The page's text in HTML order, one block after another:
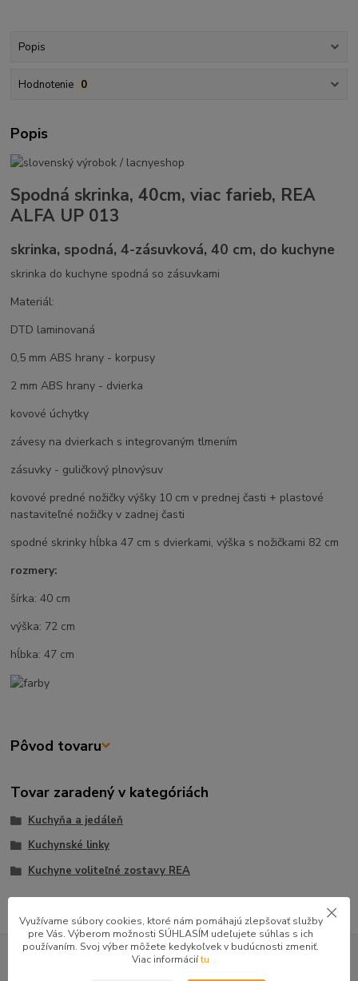
Popis
Hodnotenie 0
Popis
Spodná skrinka, 40cm, viac farieb, REA
ALFA UP 013
skrinka, spodná, 4-zásuvková, 40 cm, do kuchyne
skrinka do kuchyne spodná so zásuvkami
Materiál:
DTD laminovaná
0,5 mm ABS hrany - korpusy
2 mm ABS hrany - dvierka
kovové úchytky
závesy na dvierkach s integrovaným tlmením
zásuvky - guličkový plnovýsuv
kovové predné nožičky výšky 10 cm v prednej časti + plastové
nastaviteľné nožičky v zadnej časti
spodné skrinky hĺbka 47 cm s dvierkami, výška s nožičkami 82 cm
rozmery:
šírka: 40 cm
výška: 72 cm
hĺbka: 47 cm
Pôvod tovaru
Tovar zaradený v kategóriách
Kuchyňa a jedáleň
Kuchynské linky
Kuchyne voliteľné zostavy REA
GOOGLE RECENZIE ZÁKAZNÍKOV
Využívame súbory cookies, ktoré nám pomáhajú zlepšovať služby
pre Vás. Výberom možnosti SÚHLASÍM udeľujete súhlas s ich
používaním. Svoj výber môžete kedykoľvek v budúcnosti zmeniť.
Viac informáciítu